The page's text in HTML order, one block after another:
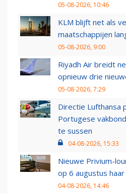
05-08-2026, 10:46
KLM blijft net als
maatschappijen
05-08-2026, 9:00
Riyadh Air breidt
opnieuw drie
05-08-2026, 7:29
Directie Lufthansa
Portugese
te sussen
04-08-2026, 15:33
Nieuwe Privium-
op 6 augustus
04-08-2026, 14:46